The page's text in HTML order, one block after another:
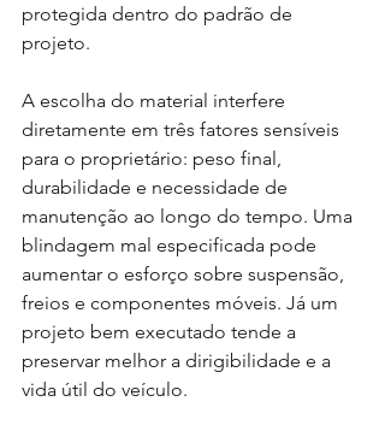
protegida dentro do padrão de
projeto.
A escolha do material interfere
diretamente em três fatores sensíveis
para o proprietário: peso final,
durabilidade e necessidade de
manutenção ao longo do tempo. Uma
blindagem mal especificada pode
aumentar o esforço sobre suspensão,
freios e componentes móveis. Já um
projeto bem executado tende a
preservar melhor a dirigibilidade e a
vida útil do veículo.